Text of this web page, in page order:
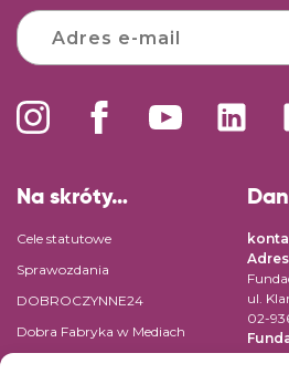
Na skróty…
Cele statutowe
Sprawozdania
DOBROCZYNNE24
Dobra Fabryka w Mediach
ul.
02-
ul.